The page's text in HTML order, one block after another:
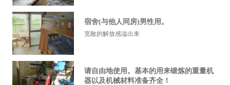
宿舍(与他人同房)男性用。
宽敞的解放感溢出来
请自由地使用。基本的用来锻炼的重量机
器以及机械材料准备齐全！